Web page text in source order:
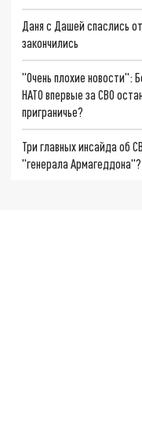
Даня с Дашей спаслись
закончились
"Очень плохие новости":
НАТО впервые за СВО
приграничье?
Три главных инсайда об
"генерала